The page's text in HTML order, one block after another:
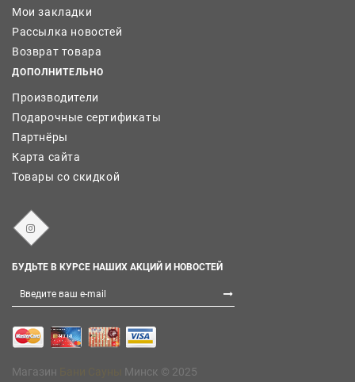
Мои закладки
Рассылка новостей
Возврат товара
ДОПОЛНИТЕЛЬНО
Производители
Подарочные сертификаты
Партнёры
Карта сайта
Товары со скидкой
БУДЬТЕ В КУРСЕ НАШИХ АКЦИЙ И НОВОСТЕЙ
Магазин Минск © 2025